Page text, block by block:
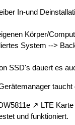
In-und
Körper/
System -->
SSD's dauert es
LTE
und funktioniert.